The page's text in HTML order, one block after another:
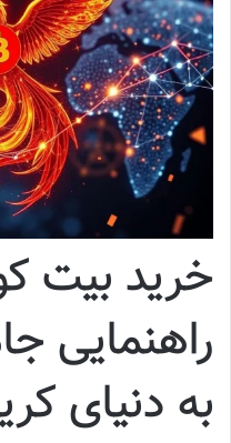
خرید بیت
راهنمایی
به دنیای